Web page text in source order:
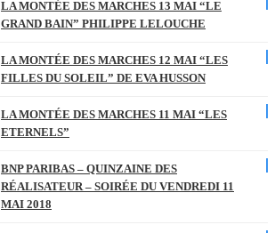
LA MONTÉE DES MARCHES 13 MAI “LE
GRAND BAIN” PHILIPPE LELOUCHE
LA MONTÉE DES MARCHES 12 MAI “LES
FILLES DU SOLEIL” DE EVA HUSSON
LA MONTÉE DES MARCHES 11 MAI “LES
ETERNELS”
BNP PARIBAS – QUINZAINE DES
RÉALISATEUR – SOIRÉE DU VENDREDI 11
MAI 2018